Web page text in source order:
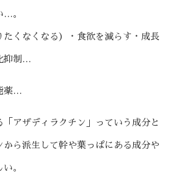
…。
たくなくなる）・食欲を減らす・成長
抑制…
薬…
「アザディラクチン」っていう成分と
から派生して幹や葉っぱにある成分や
。